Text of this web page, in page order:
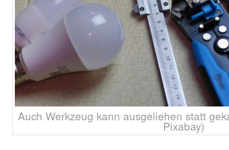
Auch Werkzeug kann ausgeliehen statt
Pixabay)